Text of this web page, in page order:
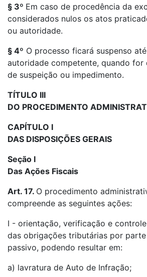
§ 3º Em caso de procedência da
considerados nulos os atos
ou autoridade.
§ 4º O processo ficará suspenso
autoridade competente, quando for
de suspeição ou impedimento.
TÍTULO III
DO PROCEDIMENTO
CAPÍTULO I
DAS DISPOSIÇÕES GERAIS
Seção I
Das Ações Fiscais
Art. 17. O procedimento
compreende as seguintes ações:
I - orientação, verificação e
das obrigações tributárias por
passivo, podendo resultar em:
a) lavratura de Auto de Infração;